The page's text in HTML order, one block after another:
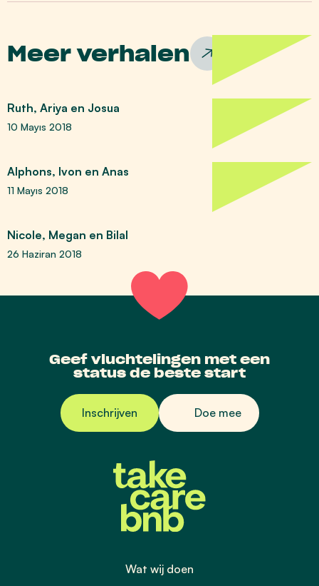
Meer verhalen
Ruth, Ariya en Josua
10 Mayıs 2018
Alphons, Ivon en Anas
11 Mayıs 2018
Nicole, Megan en Bilal
26 Haziran 2018
Geef vluchtelingen met een
status de beste start
Inschrijven Doe mee
Wat wij doen